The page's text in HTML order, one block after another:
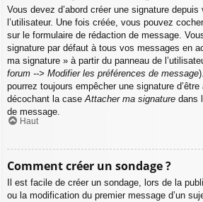
Vous devez d’abord créer une signature depuis
l’utilisateur. Une fois créée, vous pouvez
sur le formulaire de rédaction de message.
signature par défaut à tous vos messages en
ma signature » à partir du panneau de
forum --> Modifier les préférences de message
pourrez toujours empêcher une signature
décochant la case Attacher ma signature dans
de message.
Haut
Comment créer un sondage ?
Il est facile de créer un sondage, lors de la
ou la modification du premier message d’un